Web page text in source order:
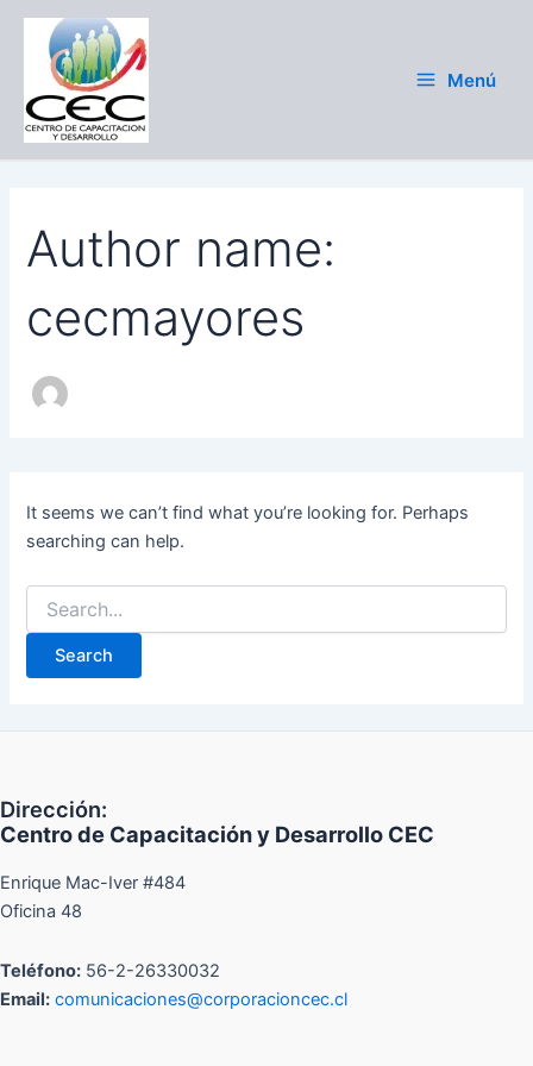
Skip
content
Menu
Menú
Author name:
cecmayores
It seems we can’t find what you’re looking for. Perhaps
searching can help.
for:
Dirección:
Centro de Capacitación y Desarrollo CEC
Enrique Mac-Iver #484
Oficina 48
Teléfono: 56-2-26330032
Email: comunicaciones@corporacioncec.cl